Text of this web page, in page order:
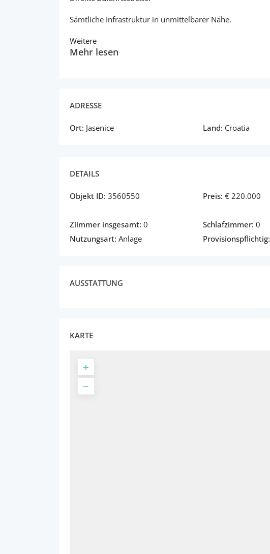
Sämtliche Infrastruktur in unmittelbarer Nähe.
Weitere
Mehr lesen
ADRESSE
Ort: Jasenice Land: Croatia
DETAILS
Objekt ID: 3560550 Preis: € 220.000
Ziimmer insgesamt: 0 Schlafzimmer: 0
Nutzungsart: Anlage Provisionspflichtig:
AUSSTATTUNG
KARTE